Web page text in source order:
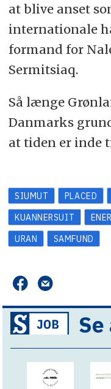
at blive anset
internationale
formand for
Sermitsiaq.
Så længe
Danmarks
at tiden er inde
SIUMUT PLACED
KUANNERSUIT
URAN
SAMFUND